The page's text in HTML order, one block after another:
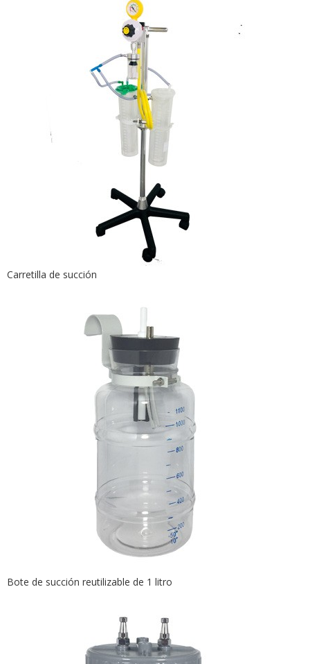
Carretilla de succión
Bote de succión reutilizable de 1 litro